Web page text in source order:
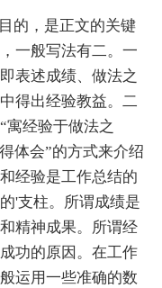
的，是正文的关键
一般写法有二。一
表述成绩、做法之
得出经验教益。二
寓经验于做法之
体会”的方式来介绍
经验是工作总结的
'支柱。所谓成绩是
精神成果。所谓经
功的原因。在工作
运用一些准确的数